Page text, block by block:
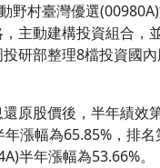
野村臺灣優選
主動建構投資組合，
研部整理8檔投資國
原股價後，半年績效
漲幅為65.85%，排
半年漲幅為53.66%。